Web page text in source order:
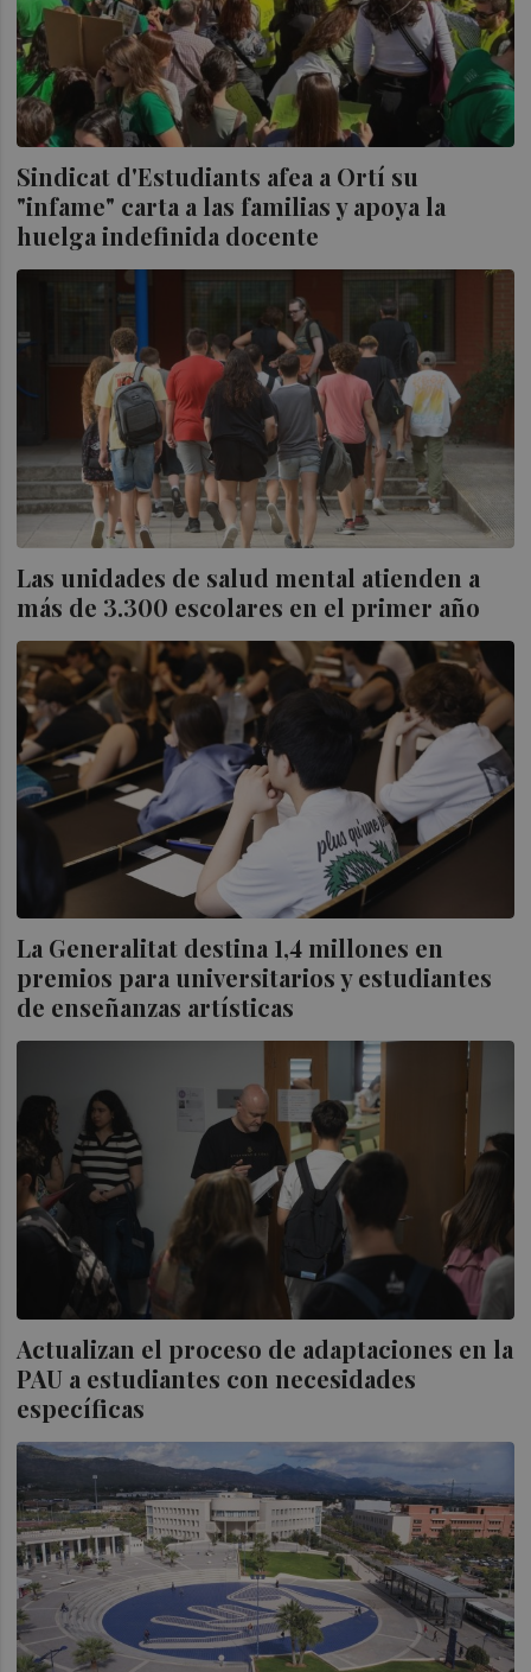
Sindicat d'Estudiants afea a Ortí su
"infame" carta a las familias y apoya la
huelga indefinida docente
Las unidades de salud mental atienden a
más de 3.300 escolares en el primer año
La Generalitat destina 1,4 millones en
premios para universitarios y estudiantes
de enseñanzas artísticas
Actualizan el proceso de adaptaciones en la
PAU a estudiantes con necesidades
específicas